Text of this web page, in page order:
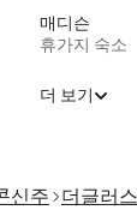
매디슨
휴가지 숙소
더 보기
신주 더글러